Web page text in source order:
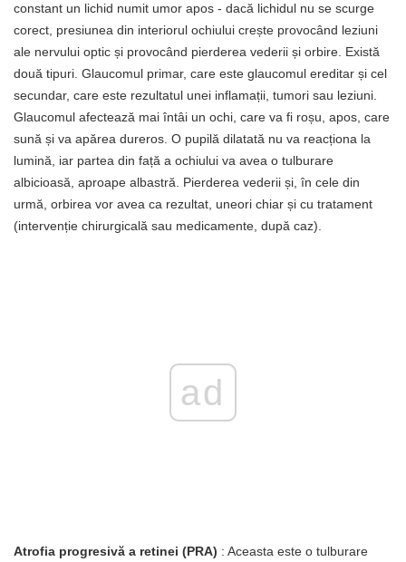
constant un lichid numit umor apos - dacă lichidul nu se scurge
corect, presiunea din interiorul ochiului crește provocând leziuni
ale nervului optic și provocând pierderea vederii și orbire. Există
două tipuri. Glaucomul primar, care este glaucomul ereditar și cel
secundar, care este rezultatul unei inflamații, tumori sau leziuni.
Glaucomul afectează mai întâi un ochi, care va fi roșu, apos, care
sună și va apărea dureros. O pupilă dilatată nu va reacționa la
lumină, iar partea din față a ochiului va avea o tulburare
albicioasă, aproape albastră. Pierderea vederii și, în cele din
urmă, orbirea vor avea ca rezultat, uneori chiar și cu tratament
(intervenție chirurgicală sau medicamente, după caz).
ad
Atrofia progresivă a retinei (PRA) : Aceasta este o tulburare